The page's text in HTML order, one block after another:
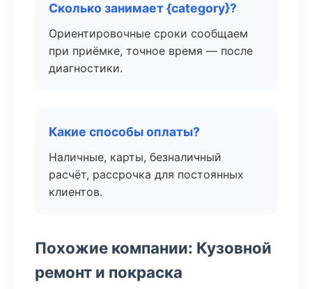
Сколько занимает {category}?
Ориентировочные сроки сообщаем
при приёмке, точное время — после
диагностики.
Какие способы оплаты?
Наличные, карты, безналичный
расчёт, рассрочка для постоянных
клиентов.
Похожие компании: Кузовной
ремонт и покраска